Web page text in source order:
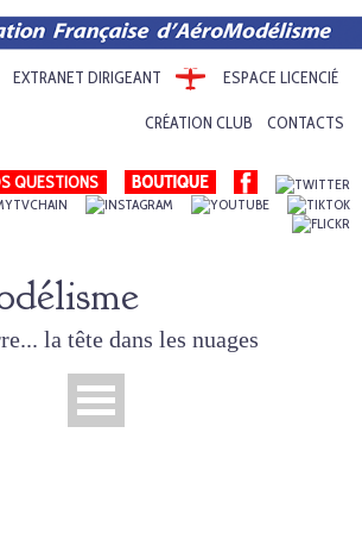
EXTRANET DIRIGEANT ESPACE LICENCIÉ
CRÉATION CLUB CONTACTS
QUESTIONS
la tête dans les nuages